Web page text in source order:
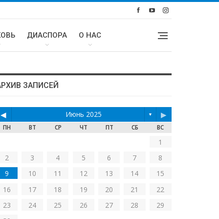
ДИАСПОРА О НАС
ЗАПИСЕЙ
◀ Июнь 2025 ▼ ▶
ПН ВТ СР ЧТ ПТ СБ ВС
1
2
3 4 5 6 7
8
9
10 11 12 13 14
15
16
17 18 19 20 21
22
23
24 25 26 27 28
29